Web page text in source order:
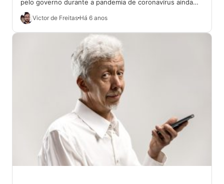
pelo governo durante a pandemia de coronavírus ainda
persiste, mesmo sete meses...
Victor de Freitas Há 6 anos